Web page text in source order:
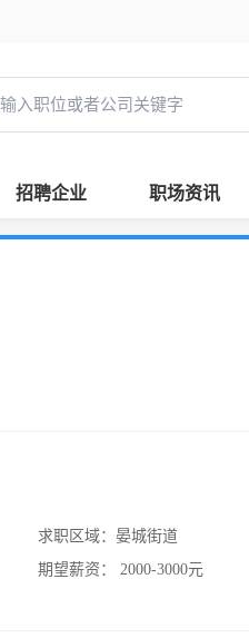
招聘企业 职场资讯
求职区域： 晏城街道
期望薪资：
2000-3000元